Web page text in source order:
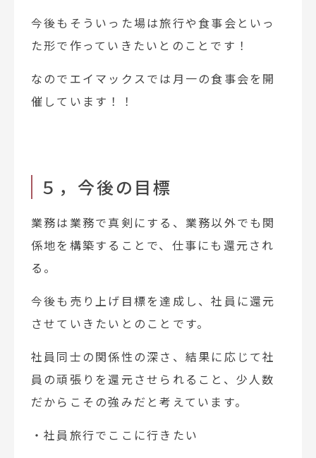
今後もそういった場は旅行や食事会といっ
た形で作っていきたいとのことです！
なのでエイマックスでは月一の食事会を開
催しています！！
５，今後の目標
業務は業務で真剣にする、業務以外でも関
係地を構築することで、仕事にも還元され
る。
今後も売り上げ目標を達成し、社員に還元
させていきたいとのことです。
社員同士の関係性の深さ、結果に応じて社
員の頑張りを還元させられること、少人数
だからこその強みだと考えています。
・社員旅行でここに行きたい